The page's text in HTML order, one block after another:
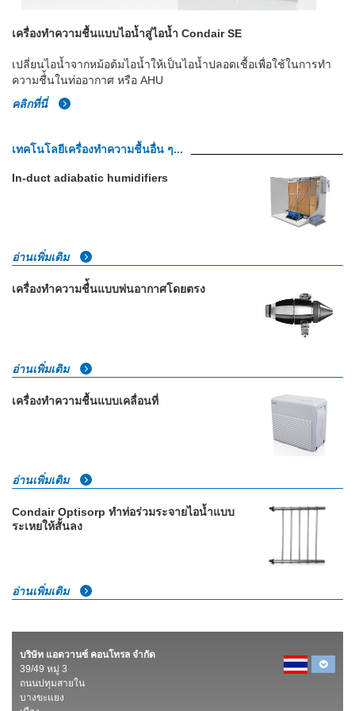
เครื่องทำความชื้นแบบไอน้ำสู่ไอน้ำ Condair SE
เปลี่ยนไอน้ำจากหม้อต้มไอน้ำให้เป็นไอน้ำปลอดเชื้อเพื่อใช้ในการทำ
ความชื่้นในท่ออากาศ หรือ AHU
คลิกที่นี่
เทคโนโลยีเครื่องทำความชื้นอื่น ๆ...
In-duct adiabatic humidifiers
อ่านเพิ่มเติม
เครื่องทำความชื่้นแบบพ่นอากาศโดยตรง
อ่านเพิ่มเติม
เครื่องทำความชื้นแบบเคลื่อนที่
อ่านเพิ่มเติม
Condair Optisorp ทำท่อร่วมระจายไอน้ำแบบ
ระเหยให้สั้นลง
อ่านเพิ่มเติม
บริษัท แอดวานซ์ คอนโทรล จำกัด
39/49 หมู่ 3
ถนนปทุมสายใน
บางขะแยง